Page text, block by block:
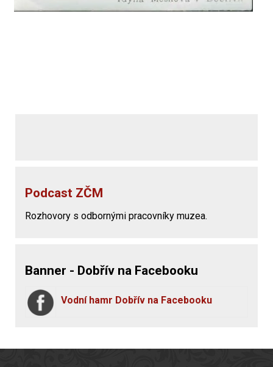
Podcast ZČM
Rozhovory s odbornými pracovníky muzea.
Banner - Dobřív na Facebooku
Vodní hamr Dobřív na Facebooku